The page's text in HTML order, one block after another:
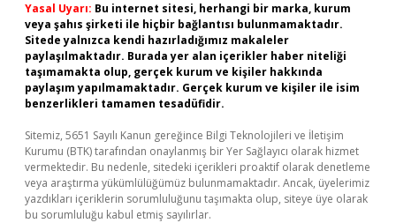
Yasal Uyarı: Bu internet sitesi, herhangi bir marka, kurum
veya şahıs şirketi ile hiçbir bağlantısı bulunmamaktadır.
Sitede yalnızca kendi hazırladığımız makaleler
paylaşılmaktadır. Burada yer alan içerikler haber niteliği
taşımamakta olup, gerçek kurum ve kişiler hakkında
paylaşım yapılmamaktadır. Gerçek kurum ve kişiler ile isim
benzerlikleri tamamen tesadüfidir.
Sitemiz, 5651 Sayılı Kanun gereğince Bilgi Teknolojileri ve İletişim
Kurumu (BTK) tarafından onaylanmış bir Yer Sağlayıcı olarak hizmet
vermektedir. Bu nedenle, sitedeki içerikleri proaktif olarak denetleme
veya araştırma yükümlülüğümüz bulunmamaktadır. Ancak, üyelerimiz
yazdıkları içeriklerin sorumluluğunu taşımakta olup, siteye üye olarak
bu sorumluluğu kabul etmiş sayılırlar.